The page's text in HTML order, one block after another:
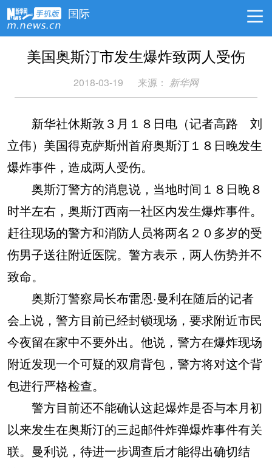
国际
美国奥斯汀市发生爆炸致两人受伤
2018-03-19 来源： 新华网
新华社休斯敦３月１８日电（记者高路 刘
立伟）美国得克萨斯州首府奥斯汀１８日晚发生
爆炸事件，造成两人受伤。
奥斯汀警方的消息说，当地时间１８日晚８
时半左右，奥斯汀西南一社区内发生爆炸事件。
赶往现场的警方和消防人员将两名２０多岁的受
伤男子送往附近医院。警方表示，两人伤势并不
致命。
奥斯汀警察局长布雷恩·曼利在随后的记者
会上说，警方目前已经封锁现场，要求附近市民
今夜留在家中不要外出。他说，警方在爆炸现场
附近发现一个可疑的双肩背包，警方将对这个背
包进行严格检查。
警方目前还不能确认这起爆炸是否与本月初
以来发生在奥斯汀的三起邮件炸弹爆炸事件有关
联。曼利说，待进一步调查后才能得出确切结